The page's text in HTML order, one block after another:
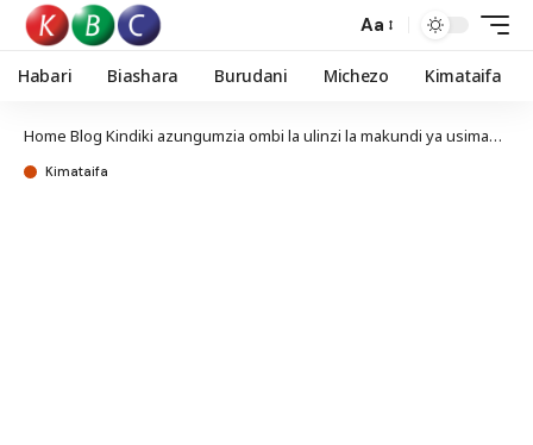
Aa
Habari Biashara Burudani Michezo Kimataifa
Home Blog Kindiki azungumzia ombi la ulinzi la makundi ya usimamizi wa pamoja
Kimataifa